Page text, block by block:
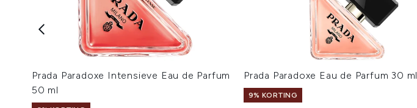
Prada Paradoxe Intensieve Eau de Parfum
50 ml
Prada Paradoxe Eau de Parfum 30 ml
9% KORTING